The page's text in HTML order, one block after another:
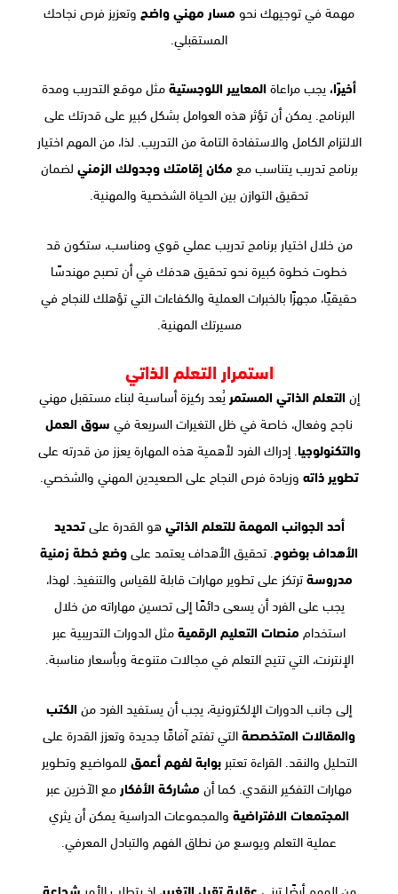
مهمة في توجيهك نحو مسار مهني واضح وتعزيز فرص نجاحك
المستقبلي.
أخيرًا، يجب مراعاة المعايير اللوجستيةمثل موقع التدريب ومدة
البرنامج. يمكن أن تؤثر هذه العوامل بشكل كبير على قدرتك على
الالتزام الكامل والاستفادة التامة من التدريب. لذا، من المهم اختيار
برنامج تدريب يتناسب مع مكان إقامتك وجدولك الزمني لضمان
تحقيق التوازن بين الحياة الشخصية والمهنية.
من خلال اختيار برنامج تدريب عملي قوي ومناسب، ستكون قد
خطوت خطوة كبيرة نحو تحقيق هدفك في أن تصبح مهندسًا
حقيقيًا، مجهزًا بالخبرات العملية والكفاءات التي تؤهلك للنجاح في
مسيرتك المهنية.
استمرار التعلم الذاتي
إن التعلم الذاتي المستمر يُعد ركيزة أساسية لبناء مستقبل مهني
ناجح وفعال، خاصة في ظل التغيرات السريعة في سوق العمل
والتكنولوجيا . إدراك الفرد لأهمية هذه المهارة يعزز من قدرته على
تطوير ذاته وزيادة فرص النجاح على الصعيدين المهني والشخصي.
أحد الجوانب المهمة للتعلم الذاتيهو القدرة علىتحديد
الأهداف بوضوح . تحقيق الأهداف يعتمد علىوضع خطة زمنية
مدروسةترتكز على تطوير مهارات قابلة للقياس والتنفيذ. لهذا،
يجب على الفرد أن يسعى دائمًا إلى تحسين مهاراته من خلال
استخدام منصات التعليم الرقميةمثل الدورات التدريبية عبر
الإنترنت، التي تتيح التعلم في مجالات متنوعة وبأسعار مناسبة.
إلى جانب الدورات الإلكترونية، يجب أن يستفيد الفرد من الكتب
والمقالات المتخصصةالتي تفتح آفاقًا جديدة وتعزز القدرة على
التحليل والنقد. القراءة تعتبربوابة لفهم أعمق للمواضيع وتطوير
مهارات التفكير النقدي. كما أن مشاركة الأفكار مع الآخرين عبر
المجتمعات الافتراضية والمجموعات الدراسية يمكن أن يثري
عملية التعلم ويوسع من نطاق الفهم والتبادل المعرفي.
من المهم أيضًا تبني عقلية تقبل التغيير، إذ يتطلب الأمر شجاعة